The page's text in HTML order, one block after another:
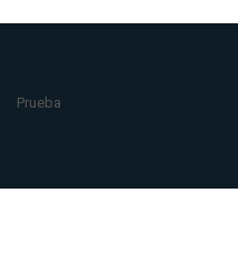
Prueba